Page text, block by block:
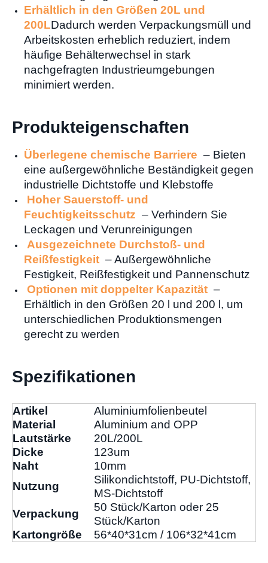
Erhältlich in den Größen 20L und
200LDadurch werden Verpackungsmüll und
Arbeitskosten erheblich reduziert, indem
häufige Behälterwechsel in stark
nachgefragten Industrieumgebungen
minimiert werden.
Produkteigenschaften
Überlegene chemische Barriere – Bieten
eine außergewöhnliche Beständigkeit gegen
industrielle Dichtstoffe und Klebstoffe
Hoher Sauerstoff- und
Feuchtigkeitsschutz – Verhindern Sie
Leckagen und Verunreinigungen
Ausgezeichnete Durchstoß- und
Reißfestigkeit – Außergewöhnliche
Festigkeit, Reißfestigkeit und Pannenschutz
Optionen mit doppelter Kapazität –
Erhältlich in den Größen 20 l und 200 l, um
unterschiedlichen Produktionsmengen
gerecht zu werden
Spezifikationen
Artikel
Aluminiumfolienbeutel
Material
Aluminium and OPP
Lautstärke
20L/200L
Dicke
123um
Naht
10mm
Nutzung
Silikondichtstoff, PU-Dichtstoff,
MS-Dichtstoff
Verpackung
50 Stück/Karton oder 25
Stück/Karton
Kartongröße
56*40*31cm / 106*32*41cm